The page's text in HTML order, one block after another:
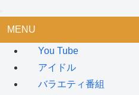
MENU
You Tube
アイドル
バラエティ番組